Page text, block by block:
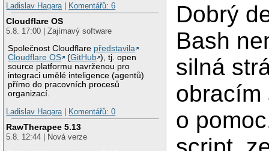
Ladislav Hagara
Komentářů: 6
Cloudflare OS
5.8. 17:00 | Zajímavý software
Společnost Cloudflare představila
Cloudflare OS
(GitHub ), tj. open
source platformu navrženou pro
integraci umělé inteligence (agentů)
přímo do pracovních procesů
organizací.
Ladislav Hagara
Komentářů: 0
RawTherapee 5.13
5.8. 12:44 | Nová verze
Dobrý
Bash
silná
obracím
o